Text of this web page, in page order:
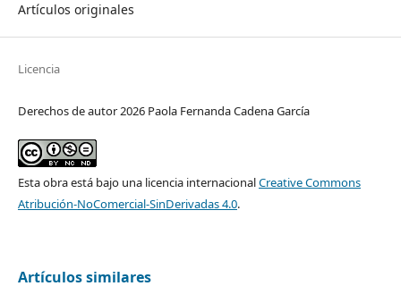
Artículos originales
Licencia
Derechos de autor 2026 Paola Fernanda Cadena García
Esta obra está bajo una licencia internacionalCreative Commons
Atribución-NoComercial-SinDerivadas 4.0.
Artículos similares